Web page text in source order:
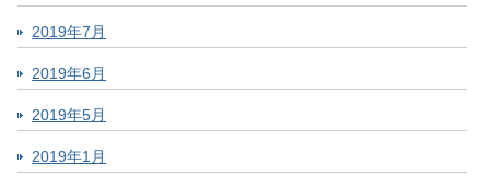
2019年7月
2019年6月
2019年5月
2019年1月